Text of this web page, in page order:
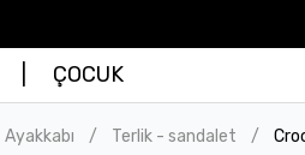
ÇOCUK
Ayakkabı / Terlik - sandalet /